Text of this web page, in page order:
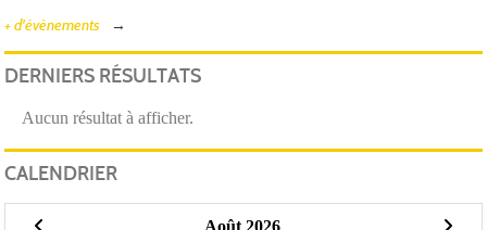
+ d'évènements
DERNIERS RÉSULTATS
Aucun résultat à afficher.
CALENDRIER
Août 2026